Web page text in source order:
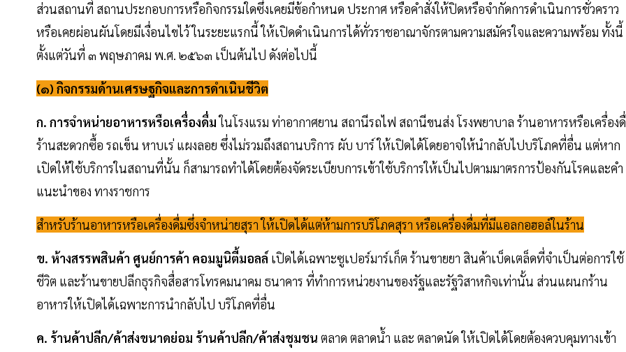
ส่วนสถานที่ สถานประกอบการหรือกิจกรรมใดซึ่งเคยมีข้อกําหนด ประกาศ หรือคําสั่งให้ปิดหรือจํากัดการดําเนินการชั่วคราว
หรือเคยผ่อนผันโดยมีเงื่อนไขไว้ ในระยะแรกนี้ ให้เปิดดําเนินการได้ทั่วราชอาณาจักรตามความสมัครใจและความพร้อม ทั้งนี้
ตั้งแต่วันที่ ๓ พฤษภาคม พ.ศ. ๒๕๖๓ เป็นต้นไป ดังต่อไปนี้
(๑) กิจกรรมด้านเศรษฐกิจและการดําเนินชีวิต
ก. การจําหน่ายอาหารหรือเครื่องดื่มในโรงแรม ท่าอากาศยาน สถานีรถไฟ สถานีขนส่ง โรงพยาบาล ร้านอาหารหรือเครื่อง
ร้านสะดวกซื้อ รถเข็น หาบเร่ แผงลอย ซึ่งไม่รวมถึงสถานบริการ ผับ บาร์ ให้เปิดได้โดยอาจให้นํากลับไปบริโภคที่อื่น แต่หาก
เปิดให้ใช้บริการในสถานที่นั้น ก็สามารถทําได้โดยต้องจัดระเบียบการเข้าใช้บริการให้เป็นไปตามมาตรการป้องกันโรคและคํา
แนะนําของ ทางราชการ
สําหรับร้านอาหารหรือเครื่องดื่มซึ่งจําหน่ายสุรา ให้เปิดได้แต่ห้ามการบริโภคสุรา หรือเครื่องดื่มที่มีแอลกอฮอล์ในร้าน
ข. ห้างสรรพสินค้า ศูนย์การค้า คอมมูนิตี้มอลล์ เปิดได้เฉพาะซูเปอร์มาร์เก็ต ร้านขายยา สินค้าเบ็ดเตล็ดที่จําเป็นต่อการใช้
ชีวิต และร้านขายปลีกธุรกิจสื่อสารโทรคมนาคม ธนาคาร ที่ทําการหน่วยงานของรัฐและรัฐวิสาหกิจเท่านั้น ส่วนแผนกร้าน
อาหารให้เปิดได้เฉพาะการนํากลับไป บริโภคที่อื่น
ค. ร้านค้าปลีก/ค้าส่งขนาดย่อม ร้านค้าปลีก/ค้าส่งชุมชน ตลาด ตลาดน้ํา และ ตลาดนัด ให้เปิดได้โดยต้องควบคุมทางเข้า